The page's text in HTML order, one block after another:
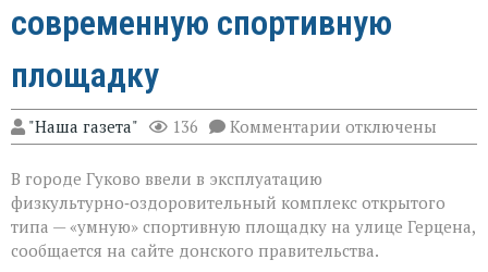
современную спортивную
площадку
"Наша газета" 136 Комментарии к
записи
открыли
современную
спортивную
площадку
отключены
В городе Гуково ввели в эксплуатацию
физкультурно‑оздоровительный комплекс открытого
типа — «умную» спортивную площадку на улице Герцена,
сообщается на сайте донского правительства.